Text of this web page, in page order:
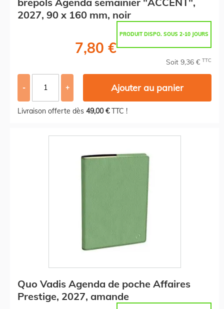
2027, 90 x 160 mm, noir
PRODUIT DISPO. SOUS 2-10 JOURS
7,80 €
Soit 9,36 € TTC
- + Ajouter au panier
Livraison offerte dès 49,00 €TTC !
Quo Vadis Agenda de poche Affaires
Prestige, 2027, amande